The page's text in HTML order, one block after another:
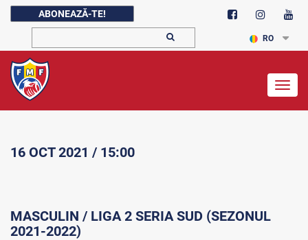
ABONEAZĂ-TE!
RO
16 OCT 2021 / 15:00
MASCULIN / LIGA 2 SERIA SUD (SEZONUL
2021-2022)